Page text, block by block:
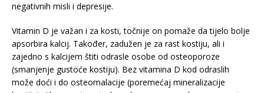
negativnih misli i depresije.
Vitamin D je važan i za kosti, točnije on pomaže da tijelo bolje
apsorbira kalcij. Također, zadužen je za rast kostiju, ali i
zajedno s kalcijem štiti odrasle osobe od osteoporoze
(smanjenje gustoće kostiju). Bez vitamina D kod odraslih
može doći i do osteomalacije (poremećaj mineralizacije